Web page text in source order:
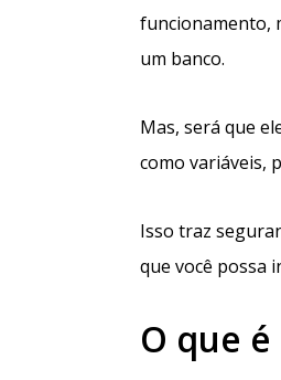
funcionamento,
um banco.
Mas, será que
como variáveis,
Isso traz
que você possa
O que é